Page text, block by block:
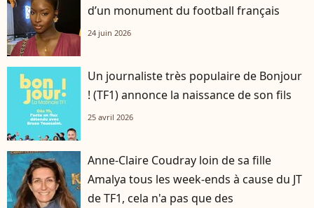
d’un monument du football français
24 juin 2026
Un journaliste très populaire de Bonjour
! (TF1) annonce la naissance de son fils
25 avril 2026
Anne-Claire Coudray loin de sa fille
Amalya tous les week-ends à cause du JT
de TF1, cela n'a pas que des